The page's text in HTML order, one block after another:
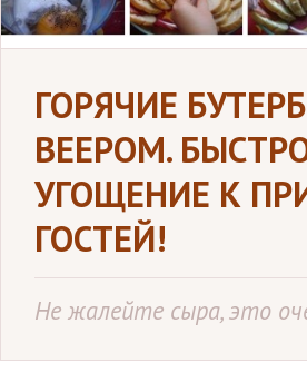
ГОРЯЧИЕ
ВЕЕРОМ.
УГОЩЕНИЕ К
ГОСТЕЙ!
Не жалейте сыра, это